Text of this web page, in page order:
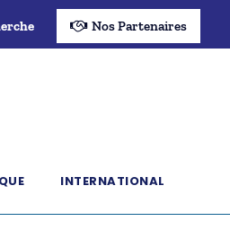
Nos Partenaires
INTERNATIONAL